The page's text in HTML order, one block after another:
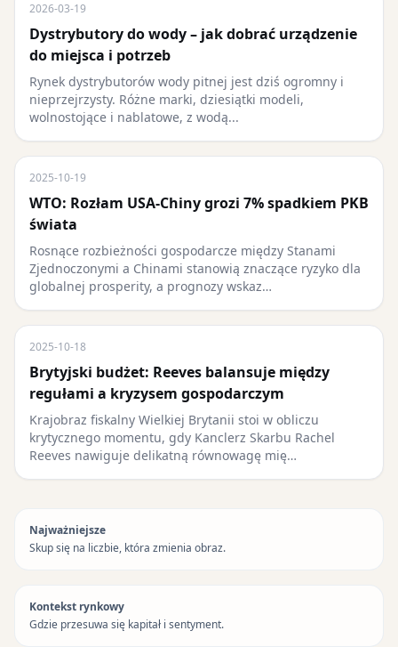
2026-03-19
Dystrybutory do wody – jak dobrać urządzenie
do miejsca i potrzeb
Rynek dystrybutorów wody pitnej jest dziś ogromny i
nieprzejrzysty. Różne marki, dziesiątki modeli,
wolnostojące i nablatowe, z wodą...
2025-10-19
WTO: Rozłam USA-Chiny grozi 7% spadkiem PKB
świata
Rosnące rozbieżności gospodarcze między Stanami
Zjednoczonymi a Chinami stanowią znaczące ryzyko dla
globalnej prosperity, a prognozy wskaz…
2025-10-18
Brytyjski budżet: Reeves balansuje między
regułami a kryzysem gospodarczym
Krajobraz fiskalny Wielkiej Brytanii stoi w obliczu
krytycznego momentu, gdy Kanclerz Skarbu Rachel
Reeves nawiguje delikatną równowagę mię…
Najważniejsze
Skup się na liczbie, która zmienia obraz.
Kontekst rynkowy
Gdzie przesuwa się kapitał i sentyment.